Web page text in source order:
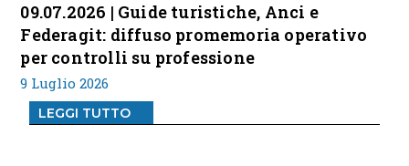
09.07.2026 | Guide turistiche, Anci e
Federagit: diffuso promemoria operativo
per controlli su professione
9 Luglio 2026
LEGGI TUTTO